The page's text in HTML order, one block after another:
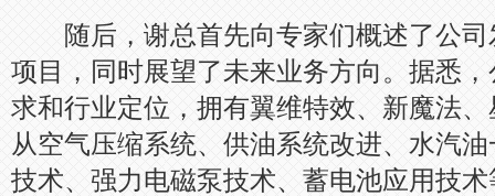
随后，谢总首先向专家们概述了公司
项目，同时展望了未来业务方向。据悉
求和行业定位，拥有翼维特效、新魔法
从空气压缩系统、供油系统改进、水汽
技术、强力电磁泵技术、蓄电池应用技